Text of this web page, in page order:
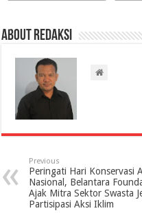
About Redaksi
Previous
Peringati Hari Konservasi
Nasional, Belantara
Ajak Mitra Sektor Swasta
Partisipasi Aksi Iklim